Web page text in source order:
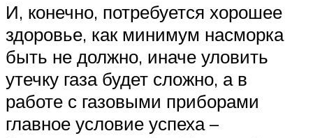
И, конечно, потребуется хорошее
здоровье, как минимум насморка
быть не должно, иначе уловить
утечку газа будет сложно, а в
работе с газовыми приборами
главное условие успеха –